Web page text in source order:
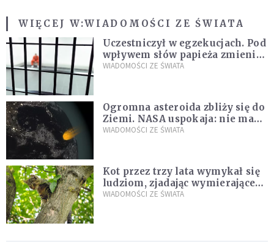
WIĘCEJ W:WIADOMOŚCI ZE ŚWIATA
Uczestniczył w egzekucjach. Pod
wpływem słów papieża zmienił
zdanie
WIADOMOŚCI ZE ŚWIATA
Ogromna asteroida zbliży się do
Ziemi. NASA uspokaja: nie ma
zagrożenia
WIADOMOŚCI ZE ŚWIATA
Kot przez trzy lata wymykał się
ludziom, zjadając wymierające
kaczki. W końcu popełnił
WIADOMOŚCI ZE ŚWIATA